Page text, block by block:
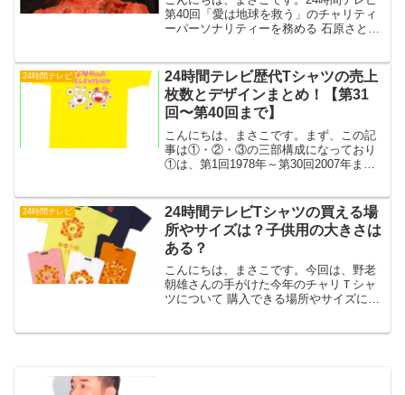
第40回「愛は地球を救う」のチャリティ
ーパーソナリティーを務める 石原さとみ
国子（いしがみ くにこ）芸名：石原さと
み生年月日：19...
24時間テレビ
24時間テレビ歴代Tシャツの売上
枚数とデザインまとめ！【第31
回〜第40回まで】
こんにちは、まさこです。まず、この記
事は①・②・③の三部構成になっており
①は、第1回1978年～第30回2007年まで
年～第45回2022年までのまと...
24時間テレビ
24時間テレビTシャツの買える場
所やサイズは？子供用の大きさは
ある？
こんにちは、まさこです。今回は、野老
朝雄さんの手がけた今年のチャリＴシャ
ツについて 購入できる場所やサイズにつ